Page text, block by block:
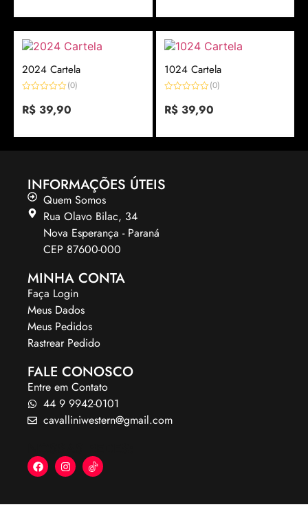
2024 Cartela
0
de
(0)
R$ 39,90
1024 Cartela
0
de
(0)
R$39,90
INFORMAÇÕES ÚTEIS
Quem Somos
Rua Olavo Bilac, 34
Nova Esperança - Paraná
CEP 87600-000
MINHA CONTA
Faça Login
Meus Dados
Meus Pedidos
Rastrear Pedido
FALE CONOSCO
Entre em Contato
44 9 9942-0101
cavalliniwestern@gmail.com